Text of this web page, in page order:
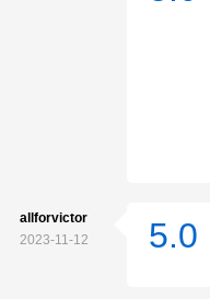
allforvictor
2023-11-12
5.0